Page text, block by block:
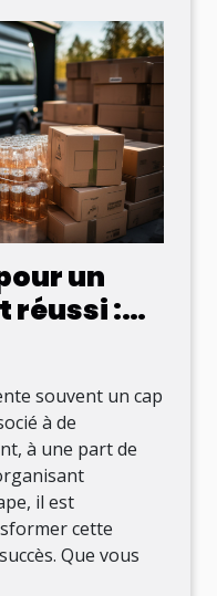
un
réussi :
et
souvent un cap
à de
à une part de
il est
cette
Que vous